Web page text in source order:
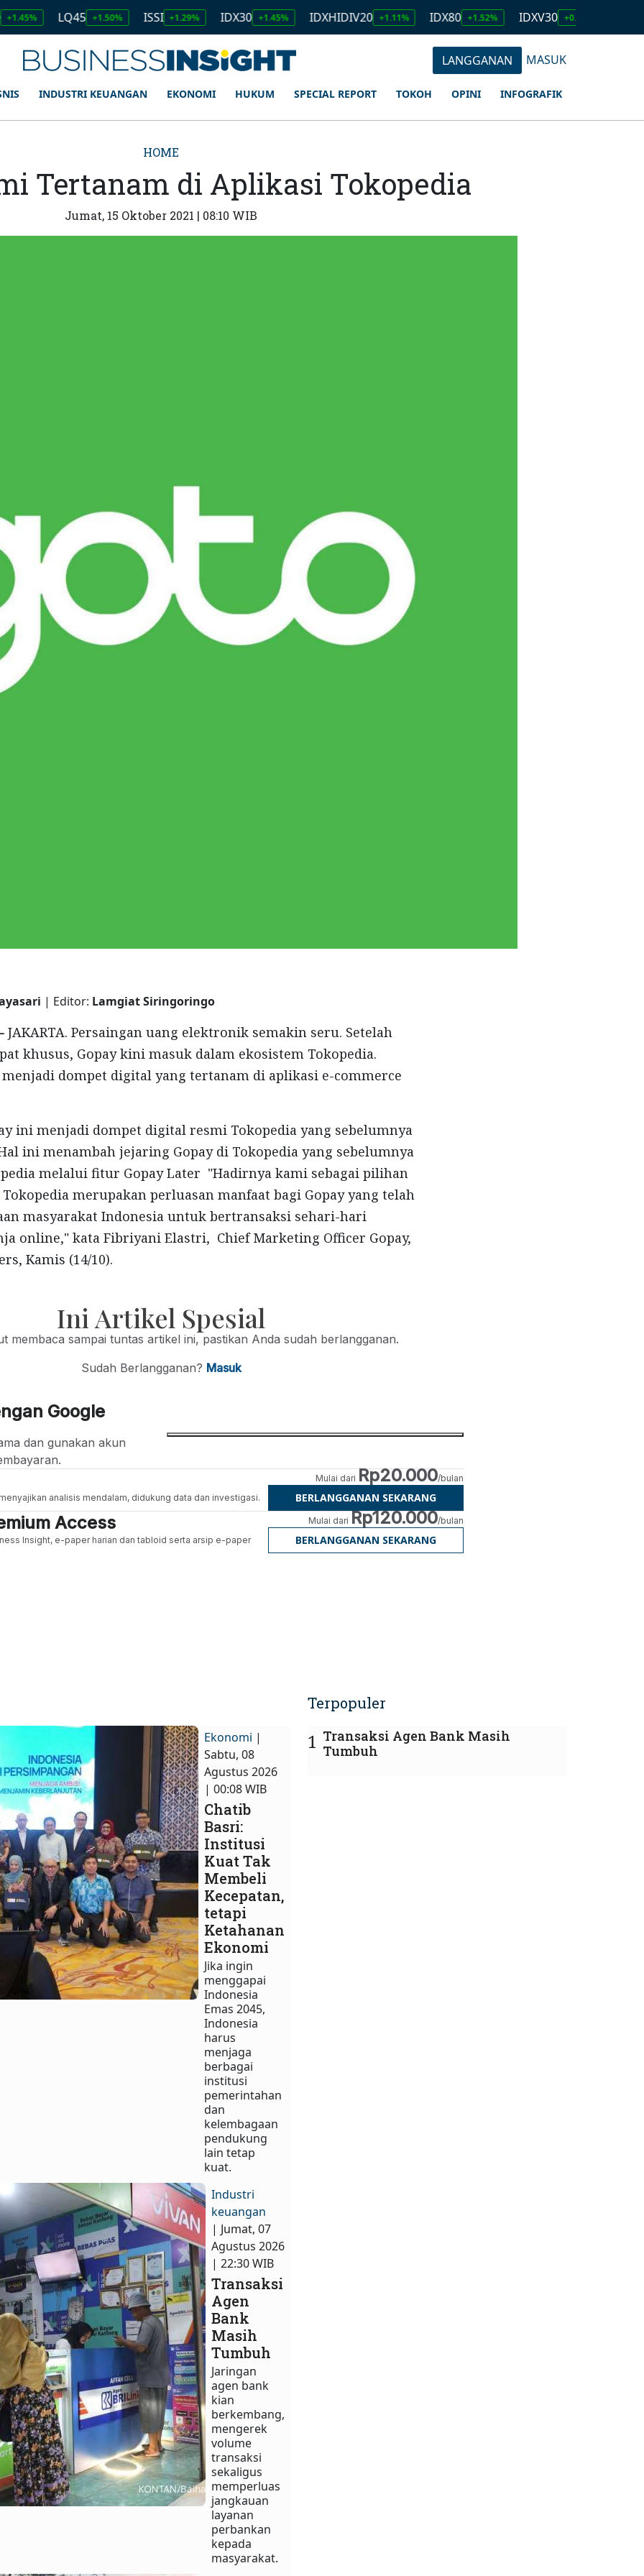
LQ45 +1.50% ISSI +1.29% IDX30 +1.45% IDXHIDIV20 +1.11% IDX80 +1.52% IDXV30 +0.81% IDXQ30
LANGGANAN MASUK
INDUSTRI KEUANGAN EKONOMI HUKUM SPECIAL REPORT TOKOH OPINI INFOGRAFIK
HOME
Tertanam di Aplikasi Tokopedia
Jumat, 15 Oktober 2021 | 08:10 WIB
| Editor: Lamgiat Siringoringo
JAKARTA. Persaingan uang elektronik semakin seru. Setelah
khusus, Gopay kini masuk dalam ekosistem Tokopedia.
dompet digital yang tertanam di aplikasi e-commerce
ini menjadi dompet digital resmi Tokopedia yang sebelumnya
ini menambah jejaring Gopay di Tokopedia yang sebelumnya
melalui fitur Gopay Later "Hadirnya kami sebagai pilihan
merupakan perluasan manfaat bagi Gopay yang telah
masyarakat Indonesia untuk bertransaksi sehari-hari
online," kata Fibriyani Elastri, Chief Marketing Officer Gopay,
Kamis (14/10).
Ini Artikel Spesial
membaca sampai tuntas artikel ini, pastikan Anda sudah berlangganan.
Sudah Berlangganan? Masuk
Google
dan gunakan akun
analisis mendalam, didukung data dan investigasi.
Mulai dari Rp20.000/bulan
BERLANGGANAN SEKARANG
Access
Insight, e-paper harian dan tabloid serta arsip e-paper
Mulai dari Rp120.000/bulan
BERLANGGANAN SEKARANG
Ekonomi |
Sabtu, 08
Agustus 2026
| 00:08 WIB
Chatib
Basri:
Institusi
Kuat Tak
Membeli
Kecepatan,
tetapi
Ketahanan
Ekonomi
Jika ingin
menggapai
Indonesia
Emas 2045,
Indonesia
harus
menjaga
berbagai
institusi
pemerintahan
dan
kelembagaan
pendukung
lain tetap
kuat.
Industri
keuangan
| Jumat, 07
Agustus 2026
| 22:30 WIB
Transaksi
Agen
Bank
Masih
Tumbuh
Jaringan
agen bank
kian
berkembang,
mengerek
volume
transaksi
sekaligus
memperluas
jangkauan
layanan
perbankan
kepada
masyarakat.
Terpopuler
1 Transaksi Agen Bank Masih
Tumbuh